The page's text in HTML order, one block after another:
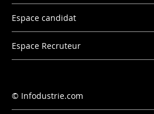
Espace candidat
Espace Recruteur
Infodustrie.com